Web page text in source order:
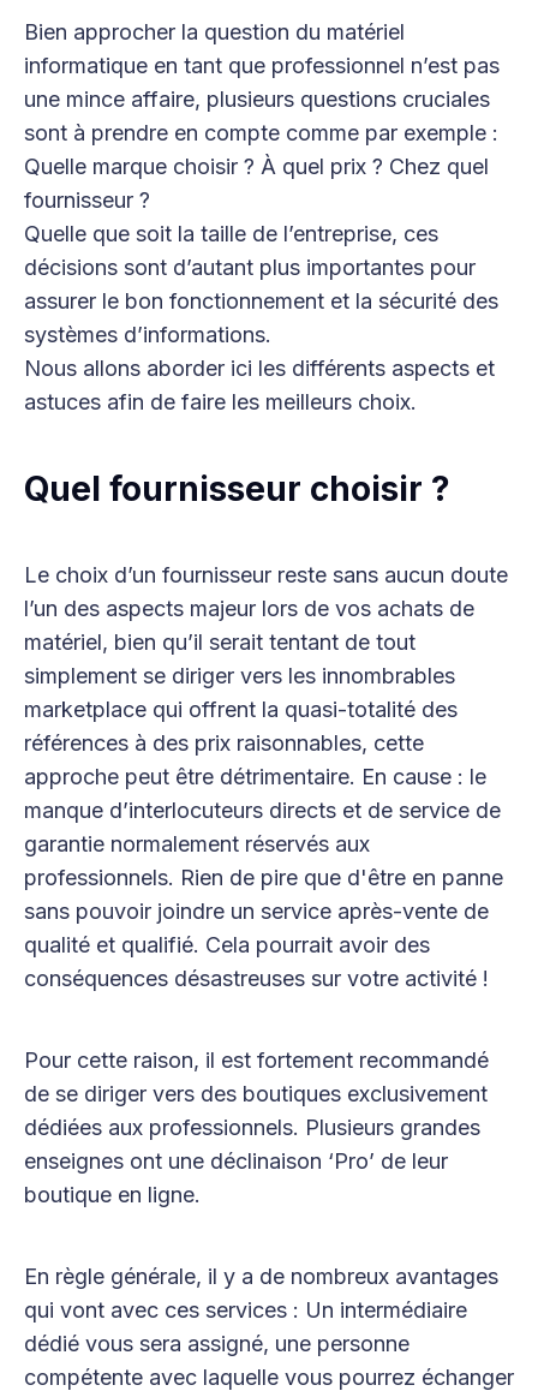
Bien approcher la question du matériel
informatique en tant que professionnel n’est pas
une mince affaire, plusieurs questions cruciales
sont à prendre en compte comme par exemple :
Quelle marque choisir ? À quel prix ? Chez quel
fournisseur ?
Quelle que soit la taille de l’entreprise, ces
décisions sont d’autant plus importantes pour
assurer le bon fonctionnement et la sécurité des
systèmes d’informations.
Nous allons aborder ici les différents aspects et
astuces afin de faire les meilleurs choix.
Quel fournisseur choisir ?
Le choix d’un fournisseur reste sans aucun doute
l’un des aspects majeur lors de vos achats de
matériel, bien qu’il serait tentant de tout
simplement se diriger vers les innombrables
marketplace qui offrent la quasi-totalité des
références à des prix raisonnables, cette
approche peut être détrimentaire. En cause : le
manque d’interlocuteurs directs et de service de
garantie normalement réservés aux
professionnels. Rien de pire que d'être en panne
sans pouvoir joindre un service après-vente de
qualité et qualifié. Cela pourrait avoir des
conséquences désastreuses sur votre activité !
Pour cette raison, il est fortement recommandé
de se diriger vers des boutiques exclusivement
dédiées aux professionnels. Plusieurs grandes
enseignes ont une déclinaison ‘Pro’ de leur
boutique en ligne.
En règle générale, il y a de nombreux avantages
qui vont avec ces services : Un intermédiaire
dédié vous sera assigné, une personne
compétente avec laquelle vous pourrez échanger